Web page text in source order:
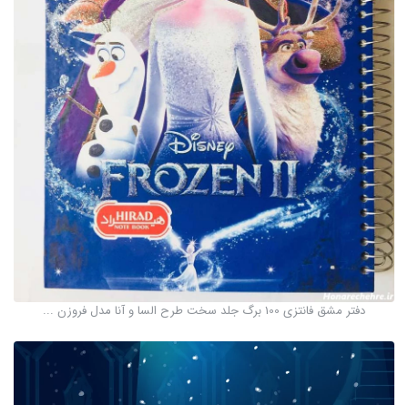
دفتر مشق فانتزی 100 برگ جلد سخت طرح السا و آنا مدل فروزن ...